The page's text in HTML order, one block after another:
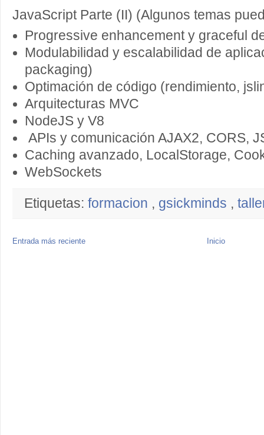
JavaScript Parte (II) (Algunos temas
Progressive enhancement y graceful
Modulabilidad y escalabilidad de
packaging)
Optimación de código (rendimiento,
Arquitecturas MVC
NodeJS y V8
APIs y comunicación AJAX2, CORS,
Caching avanzado, LocalStorage,
WebSockets
Etiquetas: formacion , gsickminds ,
Entrada más reciente Inicio